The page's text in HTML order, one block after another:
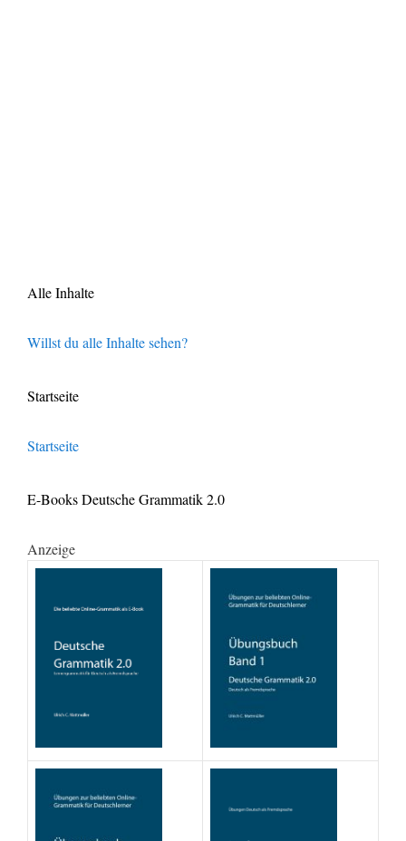
Alle Inhalte
Willst du alle Inhalte sehen?
Startseite
Startseite
E-Books Deutsche Grammatik 2.0
Anzeige